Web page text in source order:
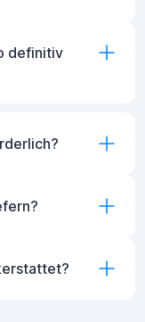
definitiv